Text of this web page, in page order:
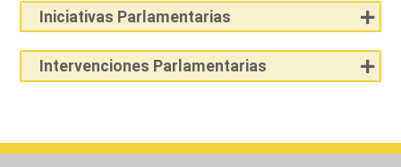
Iniciativas Parlamentarias
Intervenciones Parlamentarias